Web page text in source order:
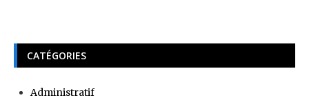
CATÉGORIES
Administratif